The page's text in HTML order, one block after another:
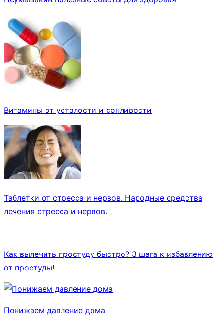
Витамины от усталости и сонливости
Таблетки от стресса и нервов. Народные средства
лечения стресса и нервов.
Как вылечить простуду быстро? 3 шага к избавлению
от простуды!
Понижаем давление дома